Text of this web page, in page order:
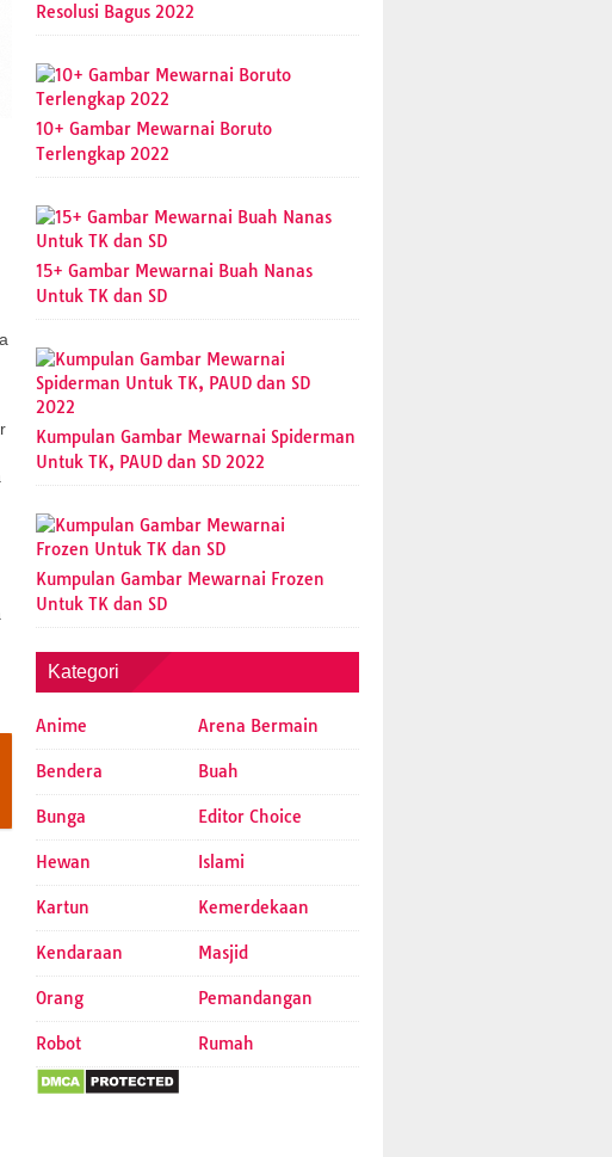
Resolusi Bagus 2022
10+ Gambar Mewarnai Boruto
Terlengkap 2022
15+ Gambar Mewarnai Buah Nanas
Untuk TK dan SD
Kumpulan Gambar Mewarnai Spiderman
Untuk TK, PAUD dan SD 2022
Kumpulan Gambar Mewarnai Frozen
Untuk TK dan SD
Kategori
Anime Arena Bermain
Bendera Buah
Bunga Editor Choice
Hewan Islami
Kartun Kemerdekaan
Kendaraan Masjid
Orang Pemandangan
Robot Rumah